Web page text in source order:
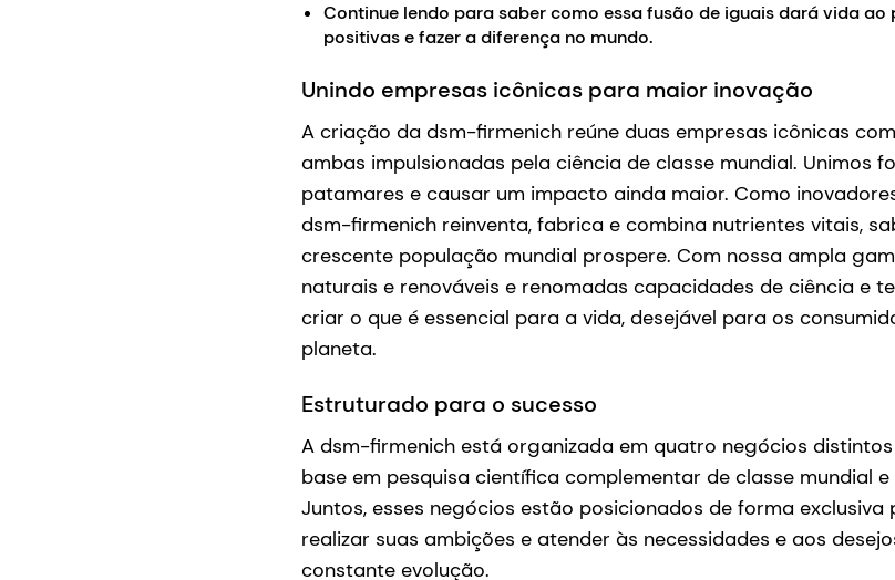
Continue lendo para saber como essa fusão de iguais dará vida
positivas e fazer a diferença no mundo.
Unindo empresas icônicas para maior inovação
A criação da dsm-firmenich reúne duas empresas icônicas
ambas impulsionadas pela ciência de classe mundial. Unimos
patamares e causar um impacto ainda maior. Como
dsm-firmenich reinventa, fabrica e combina nutrientes vitais,
crescente população mundial prospere. Com nossa ampla
naturais e renováveis e renomadas capacidades de ciência e
criar o que é essencial para a vida, desejável para os
planeta.
Estruturado para o sucesso
A dsm-firmenich está organizada em quatro negócios
base em pesquisa científica complementar de classe mundial
Juntos, esses negócios estão posicionados de forma
realizar suas ambições e atender às necessidades e aos
constante evolução.